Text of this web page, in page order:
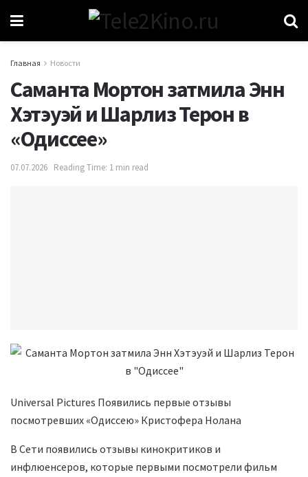
Главная Новости
Саманта Мортон затмила Энн
Хэтэуэй и Шарлиз Терон в
«Одиссее»
07.07.2026 Reading Time: 1 min read
Universal Pictures Появились первые отзывы
посмотревших «Одиссею» Кристофера Нолана
В Сети появились отзывы кинокритиков и
инфлюенсеров, которые первыми посмотрели фильм